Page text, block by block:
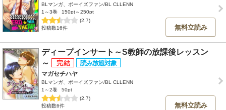
BLマンガ、ボーイズファン/BL CLLENN
1～3巻
150pt～250pt
(2.7)
投稿数16件
無料立読み
ディープインサート～S教師の放課後レッスン
～
マガセチハヤ
BLマンガ、ボーイズファン/BL CLLENN
1～2巻
50pt
(2.7)
投稿数6件
無料立読み